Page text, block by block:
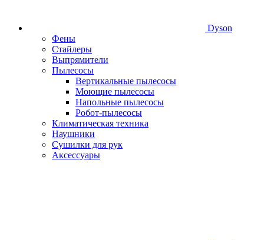
Dyson
Фены
Стайлеры
Выпрямители
Пылесосы
Вертикальные пылесосы
Моющие пылесосы
Напольные пылесосы
Робот-пылесосы
Климатическая техника
Наушники
Сушилки для рук
Аксессуары